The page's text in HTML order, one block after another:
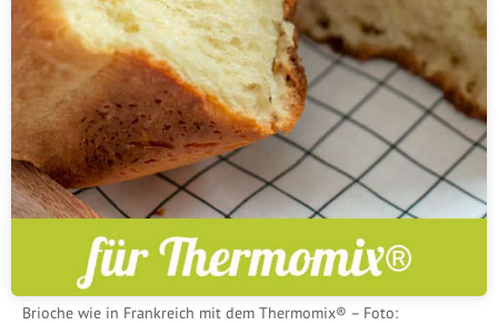
Brioche wie in Frankreich mit dem Thermomix® – Foto: